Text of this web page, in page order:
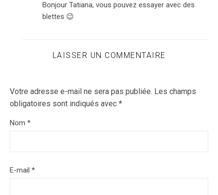
Bonjour Tatiana, vous pouvez essayer avec des
blettes 😉
LAISSER UN COMMENTAIRE
Votre adresse e-mail ne sera pas publiée. Les champs
obligatoires sont indiqués avec *
Nom *
E-mail *